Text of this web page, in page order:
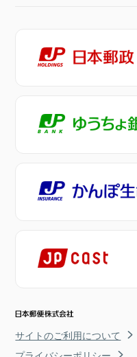
サイトのご利用について